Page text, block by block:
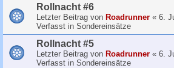
Rollnacht #6
Letzter Beitrag von Roadrunner « 6.
Verfasst in Sondereinsätze
Rollnacht #5
Letzter Beitrag von Roadrunner « 6.
Verfasst in Sondereinsätze